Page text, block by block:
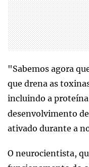
"Sabemos agora
que drena as
incluindo a
desenvolvimento de
ativado durante a
O neurocientista,